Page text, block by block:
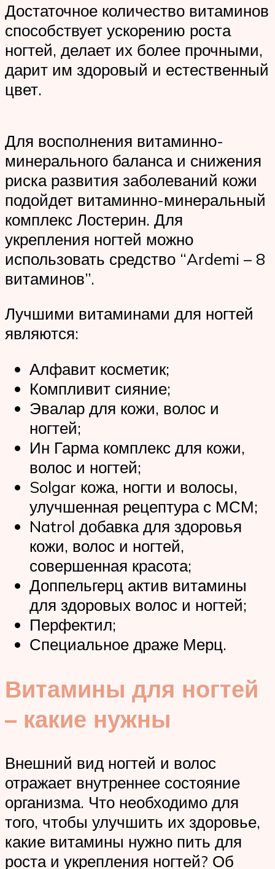
Достаточное количество витаминов
способствует ускорению роста
ногтей, делает их более прочными,
дарит им здоровый и естественный
цвет.
Для восполнения витаминно-
минерального баланса и снижения
риска развития заболеваний кожи
подойдет витаминно-минеральный
комплекс Лостерин. Для
укрепления ногтей можно
использовать средство “Ardemi – 8
витаминов”.
Лучшими витаминами для ногтей
являются:
Алфавит косметик;
Компливит сияние;
Эвалар для кожи, волос и
ногтей;
Ин Гарма комплекс для кожи,
волос и ногтей;
Solgar кожа, ногти и волосы,
улучшенная рецептура с МСМ;
Natrol добавка для здоровья
кожи, волос и ногтей,
совершенная красота;
Доппельгерц актив витамины
для здоровых волос и ногтей;
Перфектил;
Специальное драже Мерц.
Витамины для ногтей
– какие нужны
Внешний вид ногтей и волос
отражает внутреннее состояние
организма. Что необходимо для
того, чтобы улучшить их здоровье,
какие витамины нужно пить для
роста и укрепления ногтей? Об